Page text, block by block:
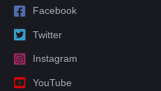
Facebook
Twitter
Instagram
YouTube